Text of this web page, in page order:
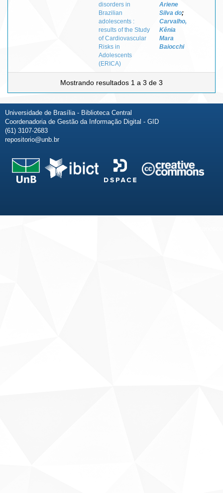
disorders in
Brazilian
adolescents :
results of the Study
of Cardiovascular
Risks in
Adolescents
(ERICA)
Ariene
Silva do;
Carvalho,
Kênia
Mara
Baiocchi
Mostrando resultados 1 a 3 de 3
Universidade de Brasília - Biblioteca Central
Coordenadoria de Gestão da Informação Digital - GID
(61) 3107-2683
repositorio@unb.br